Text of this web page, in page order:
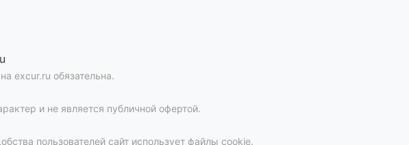
excur.ru обязательна.
и не является публичной офертой.
пользователей сайт использует файлы cookie.